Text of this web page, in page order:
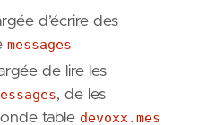
d’écrire des
messages
de lire les
, de les
table devoxx.mes